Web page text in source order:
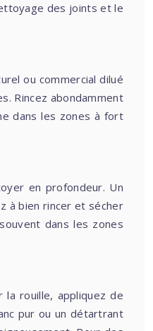
des joints et le
ou commercial dilué
Rincez abondamment
dans les zones à fort
en profondeur. Un
à bien rincer et sécher
dans les zones
la rouille, appliquez de
pur ou un détartrant